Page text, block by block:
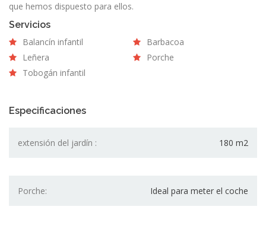
que hemos dispuesto para ellos.
Servicios
Balancín infantil
Barbacoa
Leñera
Porche
Tobogán infantil
Especificaciones
extensión del jardín : 180 m2
Porche: Ideal para meter el coche